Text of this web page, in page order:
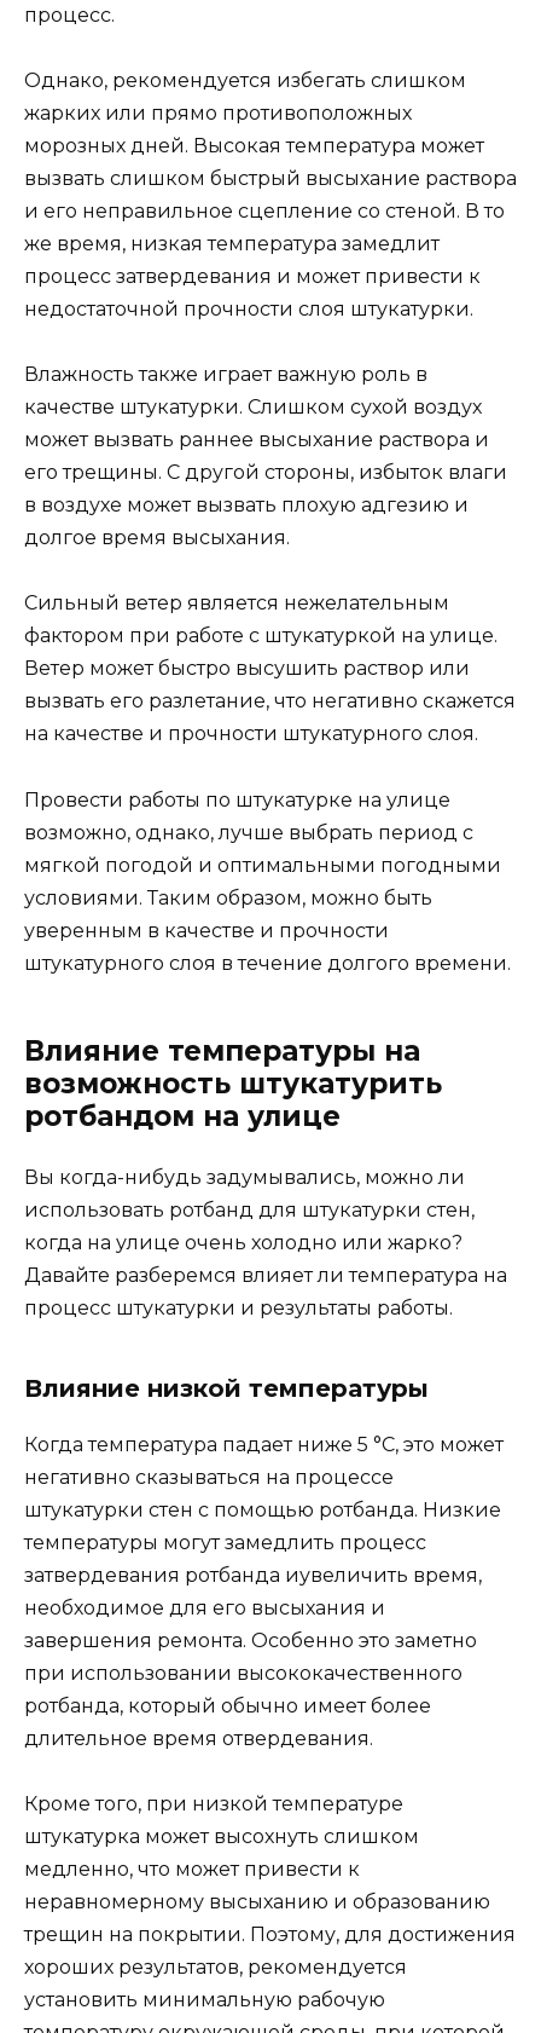
процесс.
Однако, рекомендуется избегать слишком
жарких или прямо противоположных
морозных дней. Высокая температура может
вызвать слишком быстрый высыхание раствора
и его неправильное сцепление со стеной. В то
же время, низкая температура замедлит
процесс затвердевания и может привести к
недостаточной прочности слоя штукатурки.
Влажность также играет важную роль в
качестве штукатурки. Слишком сухой воздух
может вызвать раннее высыхание раствора и
его трещины. С другой стороны, избыток влаги
в воздухе может вызвать плохую адгезию и
долгое время высыхания.
Сильный ветер является нежелательным
фактором при работе с штукатуркой на улице.
Ветер может быстро высушить раствор или
вызвать его разлетание, что негативно скажется
на качестве и прочности штукатурного слоя.
Провести работы по штукатурке на улице
возможно, однако, лучше выбрать период с
мягкой погодой и оптимальными погодными
условиями. Таким образом, можно быть
уверенным в качестве и прочности
штукатурного слоя в течение долгого времени.
Влияние температуры на
возможность штукатурить
ротбандом на улице
Вы когда-нибудь задумывались, можно ли
использовать ротбанд для штукатурки стен,
когда на улице очень холодно или жарко?
Давайте разберемся влияет ли температура на
процесс штукатурки и результаты работы.
Влияние низкой температуры
Когда температура падает ниже 5 °С, это может
негативно сказываться на процессе
штукатурки стен с помощью ротбанда. Низкие
температуры могут замедлить процесс
затвердевания ротбанда иувеличить время,
необходимое для его высыхания и
завершения ремонта. Особенно это заметно
при использовании высококачественного
ротбанда, который обычно имеет более
длительное время отвердевания.
Кроме того, при низкой температуре
штукатурка может высохнуть слишком
медленно, что может привести к
неравномерному высыханию и образованию
трещин на покрытии. Поэтому, для достижения
хороших результатов, рекомендуется
установить минимальную рабочую